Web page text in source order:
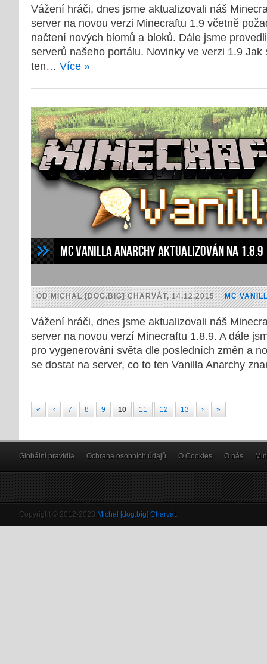
Vážení hráči, dnes jsme aktualizovali náš
server na novou verzi Minecraftu 1.9 včetně
načtení nových biomů a bloků. Dále jsme
serverů našeho portálu. Novinky ve verzi 1.9 Jak
ten… Více »
MC Vanilla Anarchy aktualizován na
OD MICHAL [DOG.BIG] CHARVÁT, 14.12.2015 MC
Vážení hráči, dnes jsme aktualizovali náš
server na novou verzí Minecraftu 1.8.9. A dále
pro vygenerování světa dle posledních změn a
se dostat na server, co to ten Vanilla Anarchy
« ‹ 7 8 9 10 11 12 13 › »
Globální pravidla Ochrana osobních údajů O Cookies O nás
Copyright © 2012-2023 Michal [dog.big] Charvát.